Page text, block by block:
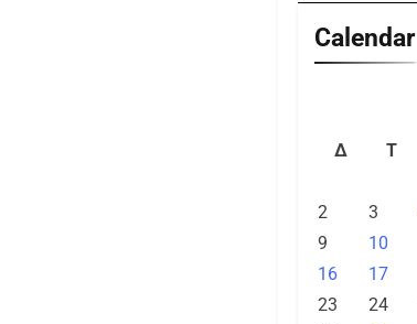
Calendar
Δ
Τ
2
3
9
10
16
17
23
24